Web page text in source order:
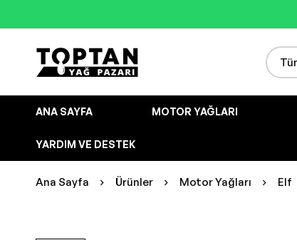
ANA SAYFA MOTOR YAĞLARI
YARDIM VE DESTEK
Ana Sayfa Ürünler Motor Yağları Elf